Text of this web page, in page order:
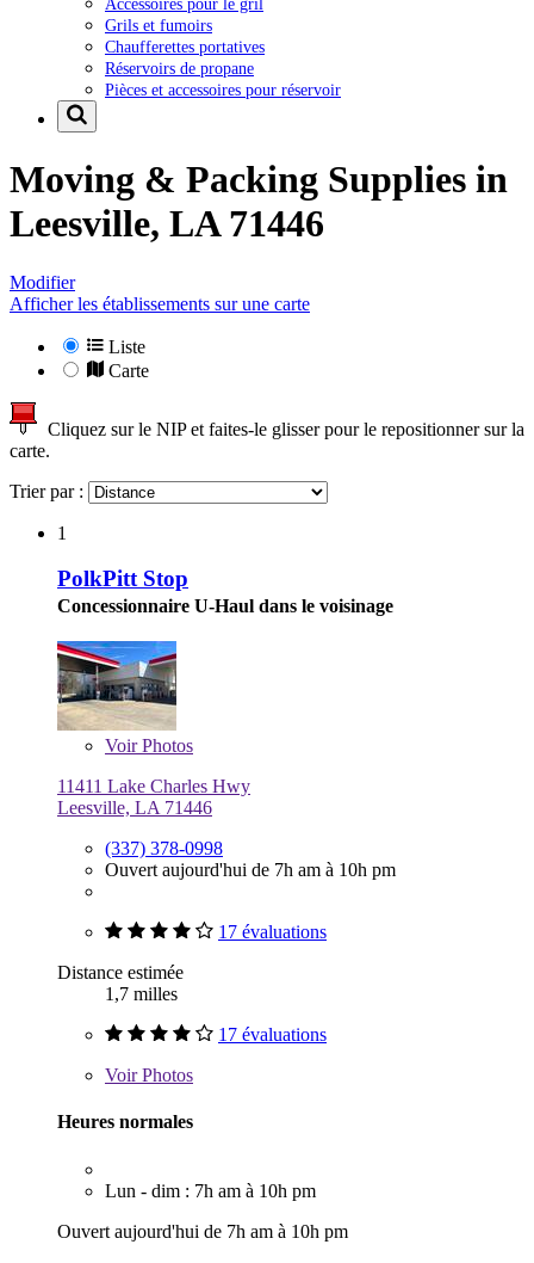
Grils et fumoirs
Chaufferettes portatives
Réservoirs de propane
Pièces et accessoires pour réservoir
Moving & Packing Supplies in
Leesville, LA 71446
Modifier
Afficher les établissements sur une carte
Liste
Carte
Cliquez sur le NIP et faites-le glisser pour le repositionner sur la
carte.
Trier par :
1
PolkPitt Stop
Concessionnaire U-Haul dans le voisinage
VoirPhotos
11411 Lake Charles Hwy
Leesville, LA 71446
(337) 378-0998
Ouvert aujourd'hui de 7h am à 10h pm
17 évaluations
Distance estimée
1,7 milles
17 évaluations
VoirPhotos
Heures normales
Lun - dim : 7h am à 10h pm
Ouvert aujourd'hui de 7h am à 10h pm